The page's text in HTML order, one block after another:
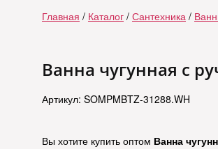
Главная / Каталог / Сантехника /
Ванна чугунная с
Артикул: SOMPMBTZ-31288.WH
Вы хотите купить оптом Ванна